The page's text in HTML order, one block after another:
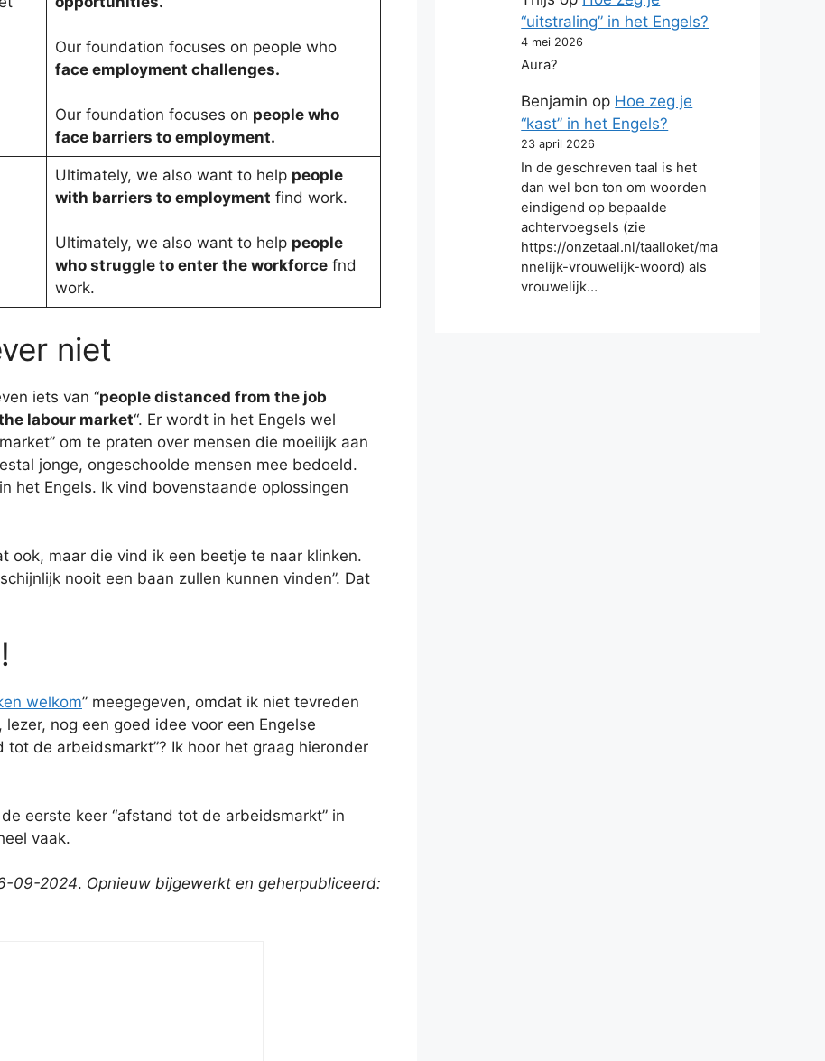
Our foundation focuses on people who
face employment challenges.
Our foundation focuses on people who
face barriers to employment.
Ultimately, we also want to help people
with barriers to employment find work.
Ultimately, we also want to help people
who struggle to enter the workforcefnd
work.
niet
iets van “people distanced from the job
labour market“. Er wordt in het Engels wel
om te praten over mensen die moeilijk aan
jonge, ongeschoolde mensen mee bedoeld.
het Engels. Ik vind bovenstaande oplossingen
ook, maar die vind ik een beetje te naar klinken.
nooit een baan zullen kunnen vinden”. Dat
welkom” meegegeven, omdat ik niet tevreden
nog een goed idee voor een Engelse
de arbeidsmarkt”? Ik hoor het graag hieronder
eerste keer “afstand tot de arbeidsmarkt” in
vaak.
09-2024. Opnieuw bijgewerkt en geherpubliceerd:
“uitstraling” in het Engels?
4 mei 2026
Aura?
Benjamin op Hoe zeg je
“kast” in het Engels?
23 april 2026
In de geschreven taal is het
dan wel bon ton om woorden
eindigend op bepaalde
achtervoegsels (zie
https://onzetaal.nl/taalloket/ma
nnelijk-vrouwelijk-woord) als
vrouwelijk…